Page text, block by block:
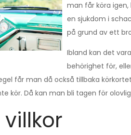
man får köra igen,
en sjukdom i
på grund av ett
Ibland kan det
behörighet för,
får man då också tillbaka
kör. Då kan man bli tagen för